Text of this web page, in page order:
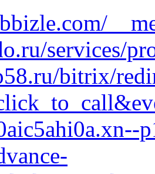
services/
bitrix/